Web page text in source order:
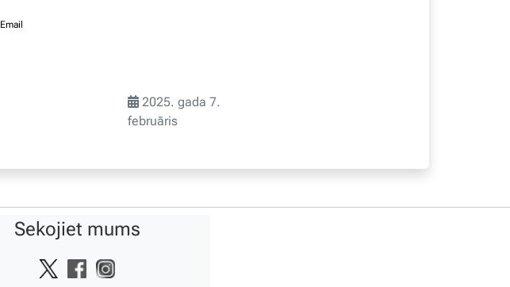
Email
2025. gada 7.
februāris
Sekojiet mums